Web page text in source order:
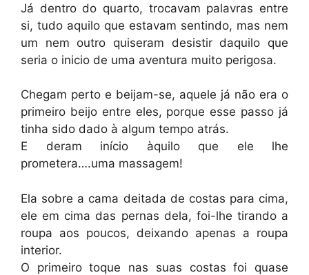
Já dentro do quarto, trocavam palavras entre
si, tudo aquilo que estavam sentindo, mas nem
um nem outro quiseram desistir daquilo que
seria o inicio de uma aventura muito perigosa.
Chegam perto e beijam-se, aquele já não era o
primeiro beijo entre eles, porque esse passo já
tinha sido dado à algum tempo atrás.
E deram início àquilo que ele lhe
prometera….uma massagem!
Ela sobre a cama deitada de costas para cima,
ele em cima das pernas dela, foi-lhe tirando a
roupa aos poucos, deixando apenas a roupa
interior.
O primeiro toque nas suas costas foi quase